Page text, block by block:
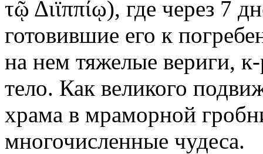
τῷ Διϊππίῳ), где через 7
готовившие его к
на нем тяжелые вериги,
тело. Как великого
храма в мраморной
многочисленные чудеса.